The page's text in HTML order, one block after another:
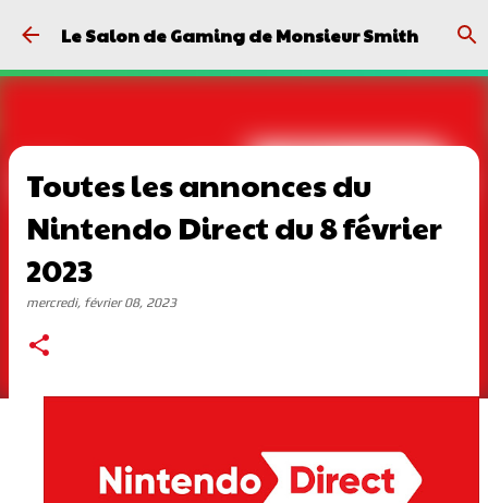
Passer au contenu principal
Le Salon de Gaming de Monsieur Smith
Toutes les annonces du
Nintendo Direct du 8 février
2023
mercredi, février 08, 2023